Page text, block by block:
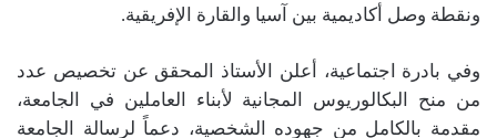
ونقطة وصل أكاديمية بين آسيا والقارة الإفريقية.
وفي بادرة اجتماعية، أعلن الأستاذ المحقق عن تخصيص عدد
من منح البكالوريوس المجانية لأبناء العاملين في الجامعة،
مقدمة بالكامل من جهوده الشخصية، دعماً لرسالة الجامعة